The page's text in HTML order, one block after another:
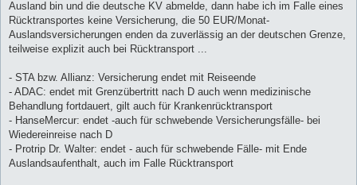
Ausland bin und die deutsche KV abmelde, dann habe ich im Falle eines
Rücktransportes keine Versicherung, die 50 EUR/Monat-
Auslandsversicherungen enden da zuverlässig an der deutschen Grenze,
teilweise explizit auch bei Rücktransport ...
- STA bzw. Allianz: Versicherung endet mit Reiseende
- ADAC: endet mit Grenzübertritt nach D auch wenn medizinische
Behandlung fortdauert, gilt auch für Krankenrücktransport
- HanseMercur: endet -auch für schwebende Versicherungsfälle- bei
Wiedereinreise nach D
- Protrip Dr. Walter: endet - auch für schwebende Fälle- mit Ende
Auslandsaufenthalt, auch im Falle Rücktransport